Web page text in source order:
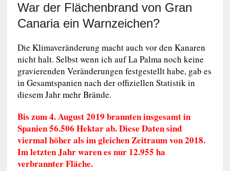
War der Flächenbrand von Gran
Canaria ein Warnzeichen?
Die Klimaveränderung macht auch vor den Kanaren
nicht halt. Selbst wenn ich auf La Palma noch keine
gravierenden Veränderungen festgestellt habe, gab es
in Gesamtspanien nach der offiziellen Statistik in
diesem Jahr mehr Brände.
Bis zum 4. August 2019 brannten insgesamt in
Spanien 56.506 Hektar ab. Diese Daten sind
viermal höher als im gleichen Zeitraum von 2018.
Im letzten Jahr waren es nur 12.955 ha
verbrannter Fläche.